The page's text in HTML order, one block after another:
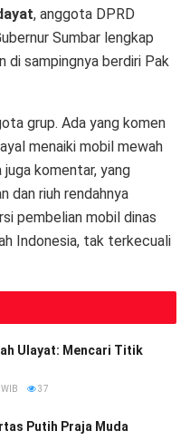
, anggota DPRD
Sumbar lengkap
di sampingnya berdiri Pak
grup. Ada yang komen
menaiki mobil mewah
komentar, yang
dan riuh rendahnya
pembelian mobil dinas
Indonesia, tak terkecuali
Ulayat: Mencari Titik
37
Putih Praja Muda